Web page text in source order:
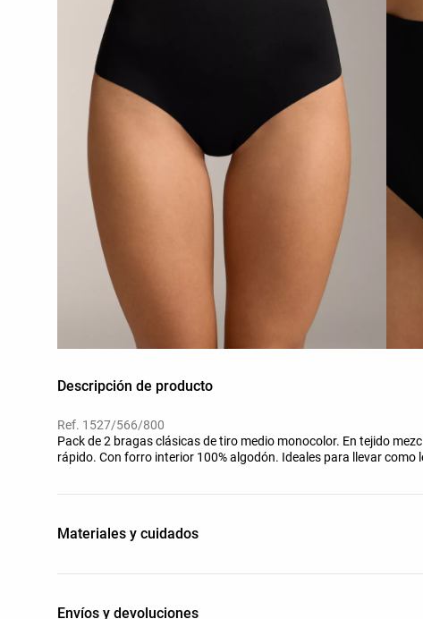
Descripción de producto
Ref. 1527/566/800
Pack de 2 bragas clásicas de tiro medio monocolor. En tejido
rápido. Con forro interior 100% algodón. Ideales para llevar
Materiales y cuidados
Envíos y devoluciones